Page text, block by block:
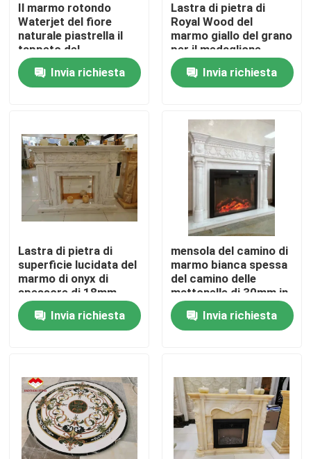
Casa.
Su di noi
Visita alla fabbrica
Contattaci
Notizie
Chiedi un preventivo
Lastre di pietra del granito
Il marmo rotondo
Waterjet del fiore
naturale piastrella il
tappeto del
medaglione
Invia richiesta
Lastra di pietra di
Royal Wood del
marmo giallo del grano
per il medaglione
Waterjet dell'ingresso
Invia richiesta
Lastra di pietra di
superficie lucidata del
marmo di onyx di
spessore di 18mm
Invia richiesta
mensola del camino di
marmo bianca spessa
del camino delle
mattonelle di 30mm in
tutto le ispirazioni di
bordi Invia richiesta